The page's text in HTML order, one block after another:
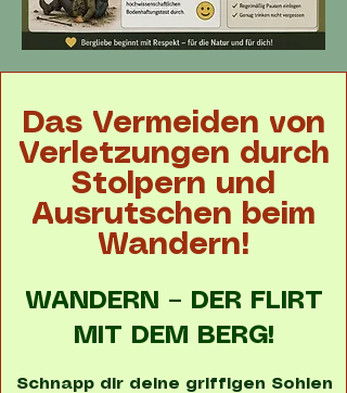
Das Vermeiden von
Verletzungen durch
Stolpern und
Ausrutschen beim
Wandern!
WANDERN – DER FLIRT
MIT DEM BERG!
Schnapp dir deine griffigen Sohlen